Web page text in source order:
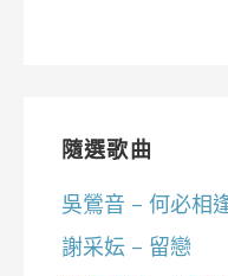
隨選歌曲
吳鶯音 – 何必相
謝采妘 – 留戀